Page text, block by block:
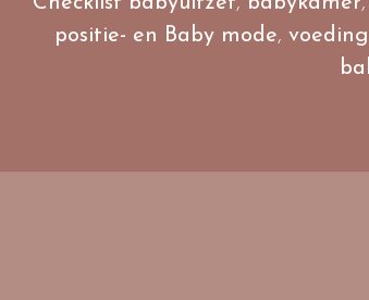
positie- en Baby mode,